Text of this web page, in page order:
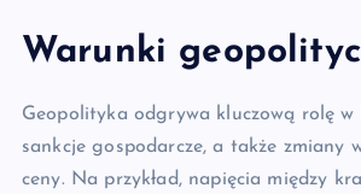
Warunki
Geopolityka odgrywa kluczową rolę
sankcje gospodarcze, a także zmiany
ceny. Na przykład, napięcia między